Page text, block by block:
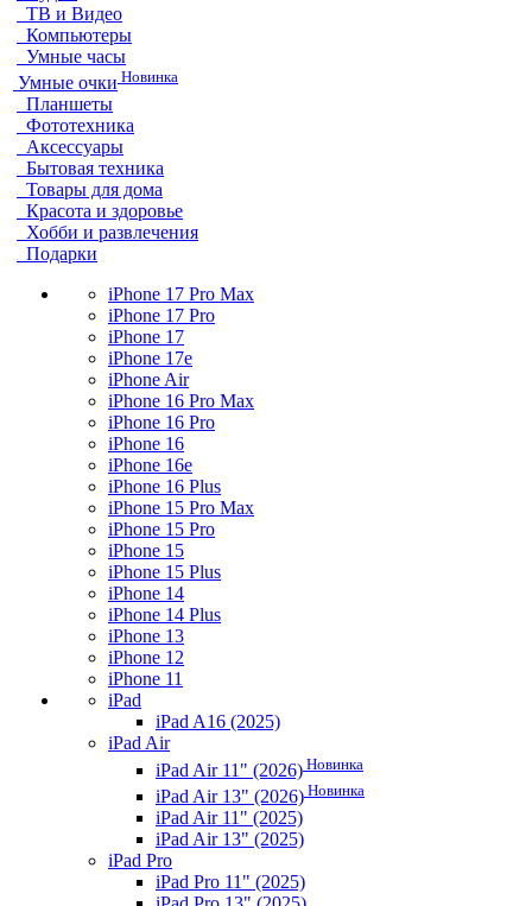
ТВ и Видео
Компьютеры
Умные часы
Умные очки Новинка
Планшеты
Фототехника
Аксессуары
Бытовая техника
Товары для дома
Красота и здоровье
Хобби и развлечения
Подарки
iPhone 17 Pro Max
iPhone 17 Pro
iPhone 17
iPhone 17e
iPhone Air
iPhone 16 Pro Max
iPhone 16 Pro
iPhone 16
iPhone 16e
iPhone 16 Plus
iPhone 15 Pro Max
iPhone 15 Pro
iPhone 15
iPhone 15 Plus
iPhone 14
iPhone 14 Plus
iPhone 13
iPhone 12
iPhone 11
iPad
iPad A16 (2025)
iPad Air
iPad Air 11" (2026) Новинка
iPad Air 13" (2026) Новинка
iPad Air 11" (2025)
iPad Air 13" (2025)
iPad Pro
iPad Pro 11" (2025)